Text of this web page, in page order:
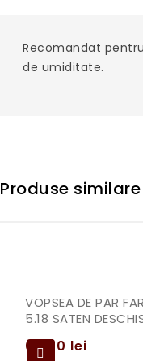
Recomandat
de umiditate.
Produse similare
VOPSEA DE PAR
5.18 SATEN
69,00 lei